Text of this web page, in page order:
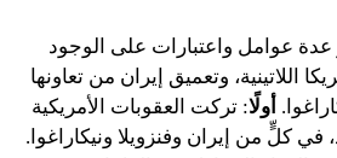
عدة عوامل واعتبارات على الوجود
اللاتينية، وتعميق إيران من تعاونها
أولًا: تركت العقوبات الأمريكية
في كلٍّ من إيران وفنزويلا ونيكاراغوا.